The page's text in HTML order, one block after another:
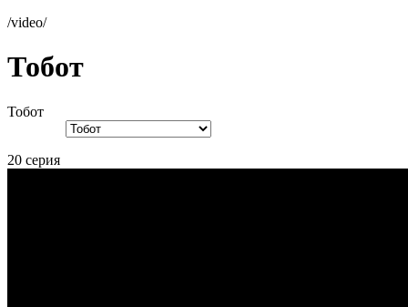
/video/
Тобот
Тобот
20 серия